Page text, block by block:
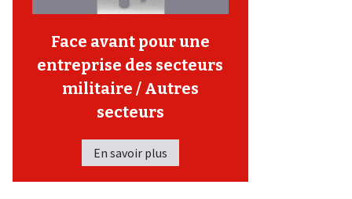
Face avant pour une
entreprise des secteurs
militaire / Autres
secteurs
En savoir plus